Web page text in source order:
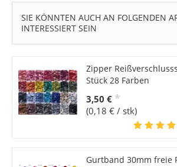
SIE KÖNNTEN AUCH AN FOLGENDEN
INTERESSIERT SEIN
Zipper
Stück 28 Farben
3,50 € *
(0,18 € / stk)
Gurtband 30mm freie